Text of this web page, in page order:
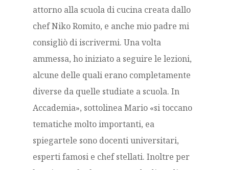
attorno alla scuola di cucina creata dallo
chef Niko Romito, e anche mio padre mi
consigliò di iscrivermi.Una volta
ammessa, ho iniziato a seguire le lezioni,
alcune delle quali erano completamente
diverse da quelle studiate a scuola.In
Accademia», sottolinea Mario «si toccano
tematiche molto importanti, ea
spiegartele sono docenti universitari,
esperti famosi e chef stellati.Inoltre per